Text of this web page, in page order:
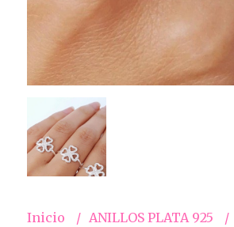
Inicio
ANILLOS PLATA 925